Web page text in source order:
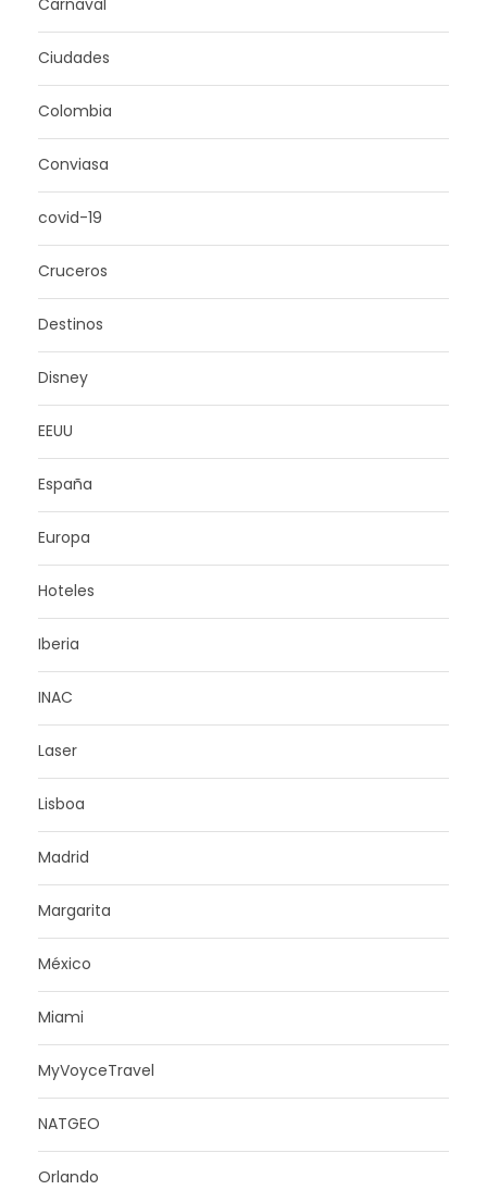
Carnaval
Ciudades
Colombia
Conviasa
covid-19
Cruceros
Destinos
Disney
EEUU
España
Europa
Hoteles
Iberia
INAC
Laser
Lisboa
Madrid
Margarita
México
Miami
MyVoyceTravel
NATGEO
Orlando